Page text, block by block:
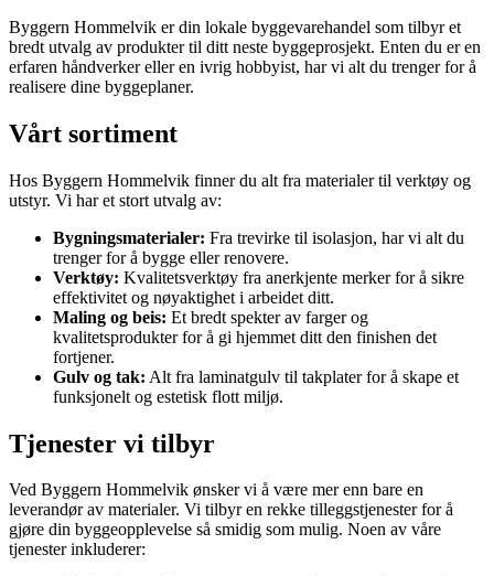
Byggern Hommelvik er din lokale byggevarehandel som tilbyr et
bredt utvalg av produkter til ditt neste byggeprosjekt. Enten du er en
erfaren håndverker eller en ivrig hobbyist, har vi alt du trenger for å
realisere dine byggeplaner.
Vårt sortiment
Hos Byggern Hommelvik finner du alt fra materialer til verktøy og
utstyr. Vi har et stort utvalg av:
Bygningsmaterialer: Fra trevirke til isolasjon, har vi alt du
trenger for å bygge eller renovere.
Verktøy: Kvalitetsverktøy fra anerkjente merker for å sikre
effektivitet og nøyaktighet i arbeidet ditt.
Maling og beis: Et bredt spekter av farger og
kvalitetsprodukter for å gi hjemmet ditt den finishen det
fortjener.
Gulv og tak: Alt fra laminatgulv til takplater for å skape et
funksjonelt og estetisk flott miljø.
Tjenester vi tilbyr
Ved Byggern Hommelvik ønsker vi å være mer enn bare en
leverandør av materialer. Vi tilbyr en rekke tilleggstjenester for å
gjøre din byggeopplevelse så smidig som mulig. Noen av våre
tjenester inkluderer: